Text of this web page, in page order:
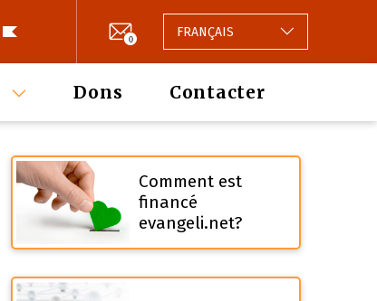
0 FRANÇAIS
Dons Contacter
Comment est
financé
evangeli.net?